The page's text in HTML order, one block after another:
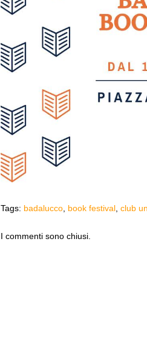
Tags: badalucco book festival club
I commenti sono chiusi.